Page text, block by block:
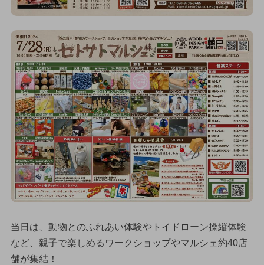
当日は、動物とのふれあい体験やトイドローン操縦体験
など、親子で楽しめるワークショップやマルシェ約40店
舗が集結！